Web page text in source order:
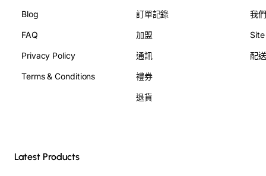
Blog
FAQ
Privacy Policy
Terms & Conditions
訂單記錄
加盟
通訊
禮券
退貨
我
配
Latest Products